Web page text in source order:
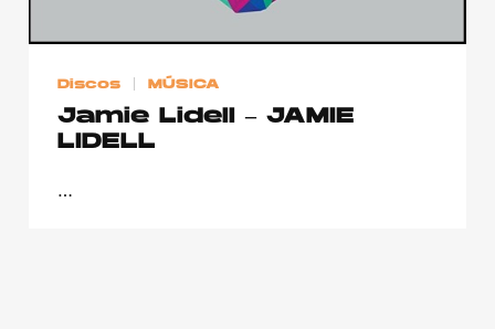
Discos MÚSICA
Jamie Lidell – JAMIE
LIDELL
…